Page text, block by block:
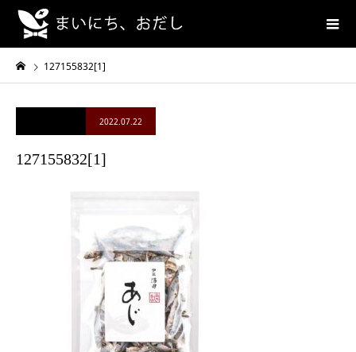
127155832[1]
2022.07.22
127155832[1]